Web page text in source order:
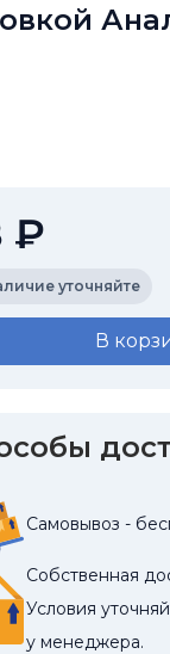
₽
уточняйте
В
Самовывоз -
Собственная
Условия
у менеджера.